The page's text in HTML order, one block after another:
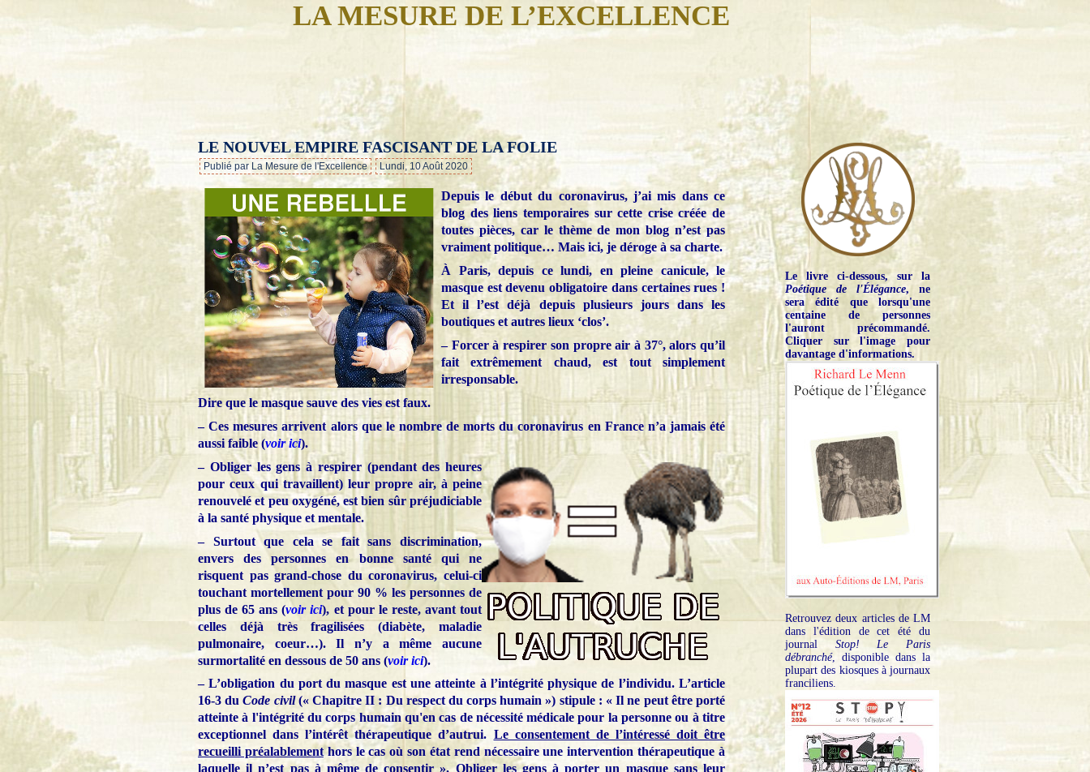
LA MESURE DE L’EXCELLENCE
…
LE NOUVEL EMPIRE FASCISANT DE LA FOLIE
Publié par La Mesure de l'Excellence Lundi, 10 Août 2020
Depuis le début du coronavirus, j’ai mis dans ce
blog des liens temporaires sur cette crise créée de
toutes pièces, car le thème de mon blog n’est pas
vraiment politique… Mais ici, je déroge à sa charte.
À Paris, depuis ce lundi, en pleine canicule, le
masque est devenu obligatoire dans certaines rues !
Et il l’est déjà depuis plusieurs jours dans les
boutiques et autres lieux ‘clos’.
– Forcer à respirer son propre air à 37°, alors qu’il
fait extrêmement chaud, est tout simplement
irresponsable.
Dire que le masque sauve des vies est faux.
– Ces mesures arrivent alors que le nombre de morts du coronavirus en France n’a jamais été
aussi faible (voir ici).
– Obliger les gens à respirer (pendant des heures
pour ceux qui travaillent) leur propre air, à peine
renouvelé et peu oxygéné, est bien sûr préjudiciable
à la santé physique et mentale.
– Surtout que cela se fait sans discrimination,
envers des personnes en bonne santé qui ne
risquent pas grand-chose du coronavirus, celui-ci
touchant mortellement pour 90 % les personnes de
plus de 65 ans (voir ici), et pour le reste, avant tout
celles déjà très fragilisées (diabète, maladie
pulmonaire, coeur…). Il n’y a même aucune
surmortalité en dessous de 50 ans (voir ici).
– L’obligation du port du masque est une atteinte à l’intégrité physique de l’individu. L’article
16-3 duCode civil(« Chapitre II : Du respect du corps humain ») stipule : « Il ne peut être porté
atteinte à l'intégrité du corps humain qu'en cas de nécessité médicale pour la personne ou à titre
exceptionnel dans l’intérêt thérapeutique d’autrui. Le consentement de l’intéressé doit être
recueilli préalablementhors le cas où son état rend nécessaire une intervention thérapeutique à
laquelle il n’est pas à même de consentir ». Obliger les gens à porter un masque sans leur
Le livre ci-dessous, sur la
Poétique de l'Élégance, ne
sera édité que lorsqu'une
centaine de personnes
l'auront précommandé.
Cliquer sur l'image pour
davantage d'informations.
Retrouvez deux articles de LM
dans l'édition de cet été du
journal Stop! Le Paris
débranché, disponible dans la
plupart des kiosques à journaux
franciliens.